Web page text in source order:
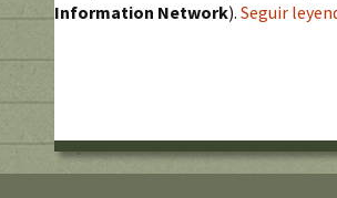
Information Network). Seguir